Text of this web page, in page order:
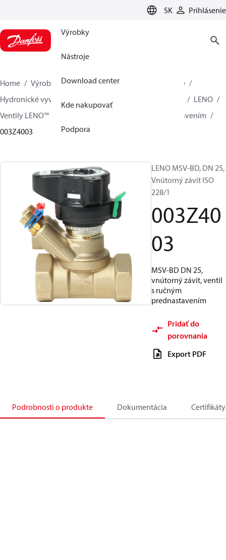
SK Prihlásenie
Výrobky
Nástroje
Download center
Kde nakupovať
Podpora
Home Výrobky
Climate Solutions pre vykurovanie
Hydronické vyváženie sústavy
Statické vyvažovanie
LENO
Ventily LENO™ MSV-BD s manuálne predvoleným nastavením
003Z4003
LENO MSV-BD, DN 25,
Vnútorný závit ISO
228/1
003Z40
03
MSV-BD DN 25,
vnútorný závit, ventil
s ručným
prednastavením
Pridať do
porovnania
Export PDF
Podrobnosti o produkte Dokumentácia Certifikáty